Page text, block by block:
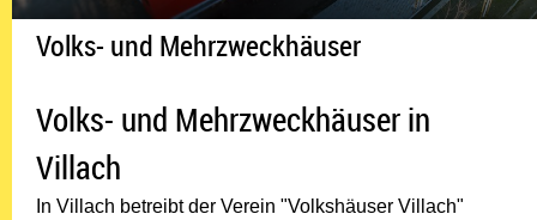
Volks- und Mehrzweckhäuser
Volks- und Mehrzweckhäuser in
Villach
In Villach betreibt der Verein "Volkshäuser Villach"